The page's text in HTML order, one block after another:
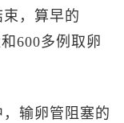
，算早的
600多例取卵
输卵管阻塞的